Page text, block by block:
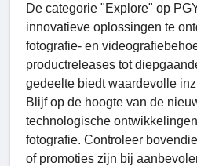
De categorie "Explorе" op
innovatieve oplossingen te
fotografie- en
productreleases tot
gedeelte biedt waardevolle
Blijf op de hoogte van de
technologische
fotografie. Controleer
of promoties zijn bij